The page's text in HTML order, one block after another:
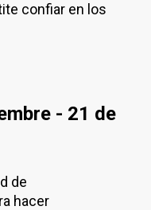
confiar en los
- 21 de
de
hacer